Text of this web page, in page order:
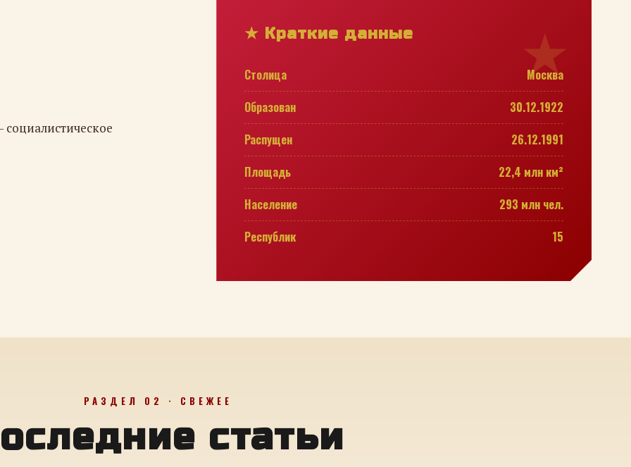
★ Краткие данные
Столица
Москва
Образован
30.12.1922
Распущен
26.12.1991
Площадь
22,4 млн км²
Население
293 млн чел.
Республик
15
РАЗДЕЛ 02 · СВЕЖЕЕ
статьи